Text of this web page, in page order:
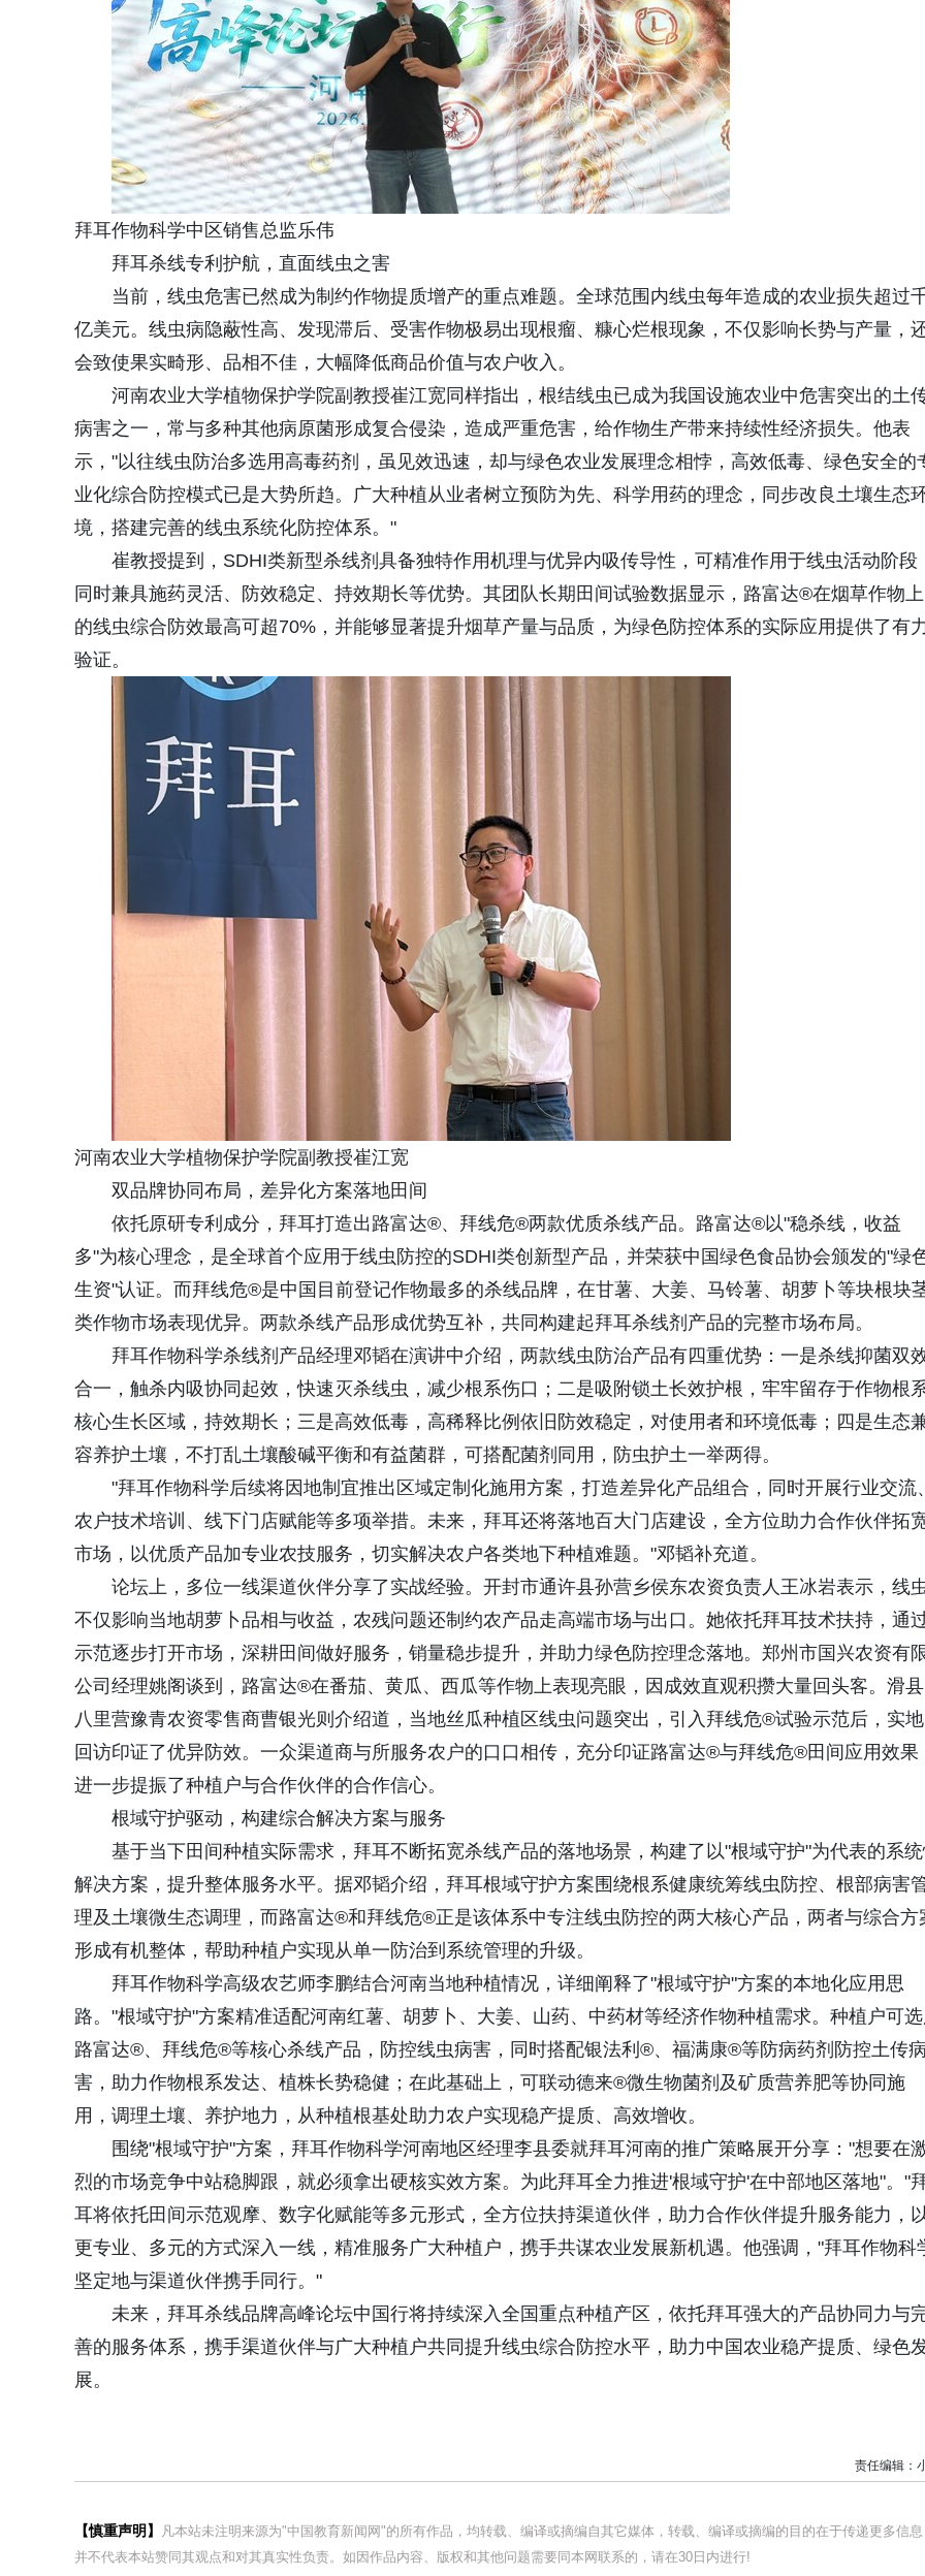
拜耳作物科学中区销售总监乐伟
拜耳杀线专利护航，直面线虫之害
当前，线虫危害已然成为制约作物提质增产的重点难题。全球范围内线虫每年造成的农业损失超过
亿美元。线虫病隐蔽性高、发现滞后、受害作物极易出现根瘤、糠心烂根现象，不仅影响长势与产量，
会致使果实畸形、品相不佳，大幅降低商品价值与农户收入。
河南农业大学植物保护学院副教授崔江宽同样指出，根结线虫已成为我国设施农业中危害突出的土
病害之一，常与多种其他病原菌形成复合侵染，造成严重危害，给作物生产带来持续性经济损失。他表
示，"以往线虫防治多选用高毒药剂，虽见效迅速，却与绿色农业发展理念相悖，高效低毒、绿色安全的
业化综合防控模式已是大势所趋。广大种植从业者树立预防为先、科学用药的理念，同步改良土壤生态
境，搭建完善的线虫系统化防控体系。"
崔教授提到，SDHI类新型杀线剂具备独特作用机理与优异内吸传导性，可精准作用于线虫活动阶段
同时兼具施药灵活、防效稳定、持效期长等优势。其团队长期田间试验数据显示，路富达®在烟草作物上
的线虫综合防效最高可超70%，并能够显著提升烟草产量与品质，为绿色防控体系的实际应用提供了有
验证。
河南农业大学植物保护学院副教授崔江宽
双品牌协同布局，差异化方案落地田间
依托原研专利成分，拜耳打造出路富达®、拜线危®两款优质杀线产品。路富达®以"稳杀线，收益
多"为核心理念，是全球首个应用于线虫防控的SDHI类创新型产品，并荣获中国绿色食品协会颁发的"绿
生资"认证。而拜线危®是中国目前登记作物最多的杀线品牌，在甘薯、大姜、马铃薯、胡萝卜等块根块
类作物市场表现优异。两款杀线产品形成优势互补，共同构建起拜耳杀线剂产品的完整市场布局。
拜耳作物科学杀线剂产品经理邓韬在演讲中介绍，两款线虫防治产品有四重优势：一是杀线抑菌双
合一，触杀内吸协同起效，快速灭杀线虫，减少根系伤口；二是吸附锁土长效护根，牢牢留存于作物根
核心生长区域，持效期长；三是高效低毒，高稀释比例依旧防效稳定，对使用者和环境低毒；四是生态
容养护土壤，不打乱土壤酸碱平衡和有益菌群，可搭配菌剂同用，防虫护土一举两得。
"拜耳作物科学后续将因地制宜推出区域定制化施用方案，打造差异化产品组合，同时开展行业交流、
农户技术培训、线下门店赋能等多项举措。未来，拜耳还将落地百大门店建设，全方位助力合作伙伴拓
市场，以优质产品加专业农技服务，切实解决农户各类地下种植难题。"邓韬补充道。
论坛上，多位一线渠道伙伴分享了实战经验。开封市通许县孙营乡侯东农资负责人王冰岩表示，线
不仅影响当地胡萝卜品相与收益，农残问题还制约农产品走高端市场与出口。她依托拜耳技术扶持，通
示范逐步打开市场，深耕田间做好服务，销量稳步提升，并助力绿色防控理念落地。郑州市国兴农资有
公司经理姚阁谈到，路富达®在番茄、黄瓜、西瓜等作物上表现亮眼，因成效直观积攒大量回头客。滑县
八里营豫青农资零售商曹银光则介绍道，当地丝瓜种植区线虫问题突出，引入拜线危®试验示范后，实地
回访印证了优异防效。一众渠道商与所服务农户的口口相传，充分印证路富达®与拜线危®田间应用效果
进一步提振了种植户与合作伙伴的合作信心。
根域守护驱动，构建综合解决方案与服务
基于当下田间种植实际需求，拜耳不断拓宽杀线产品的落地场景，构建了以"根域守护"为代表的系
解决方案，提升整体服务水平。据邓韬介绍，拜耳根域守护方案围绕根系健康统筹线虫防控、根部病害
理及土壤微生态调理，而路富达®和拜线危®正是该体系中专注线虫防控的两大核心产品，两者与综合方
形成有机整体，帮助种植户实现从单一防治到系统管理的升级。
拜耳作物科学高级农艺师李鹏结合河南当地种植情况，详细阐释了"根域守护"方案的本地化应用思
路。"根域守护"方案精准适配河南红薯、胡萝卜、大姜、山药、中药材等经济作物种植需求。种植户可选
路富达®、拜线危®等核心杀线产品，防控线虫病害，同时搭配银法利®、福满康®等防病药剂防控土传病
害，助力作物根系发达、植株长势稳健；在此基础上，可联动德来®微生物菌剂及矿质营养肥等协同施
用，调理土壤、养护地力，从种植根基处助力农户实现稳产提质、高效增收。
围绕"根域守护"方案，拜耳作物科学河南地区经理李县委就拜耳河南的推广策略展开分享："想要在
烈的市场竞争中站稳脚跟，就必须拿出硬核实效方案。为此拜耳全力推进'根域守护'在中部地区落地"。"
耳将依托田间示范观摩、数字化赋能等多元形式，全方位扶持渠道伙伴，助力合作伙伴提升服务能力，
更专业、多元的方式深入一线，精准服务广大种植户，携手共谋农业发展新机遇。他强调，"拜耳作物科
坚定地与渠道伙伴携手同行。"
未来，拜耳杀线品牌高峰论坛中国行将持续深入全国重点种植产区，依托拜耳强大的产品协同力与
善的服务体系，携手渠道伙伴与广大种植户共同提升线虫综合防控水平，助力中国农业稳产提质、绿色
展。
责任编辑：
【慎重声明】
凡本站未注明来源为"中国教育新闻网"的所有作品，均转载、编译或摘编自其它媒体，转载、编译或摘编的目的在于传递更多信息
并不代表本站赞同其观点和对其真实性负责。如因作品内容、版权和其他问题需要同本网联系的，请在30日内进行!